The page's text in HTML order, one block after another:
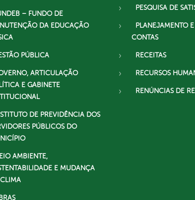
– FUNDO DE
DA EDUCAÇÃO
PÚBLICA
ARTICULAÇÃO
E GABINETE
DE PREVIDÊNCIA DOS
PÚBLICOS DO
AMBIENTE,
E MUDANÇA
PESQUISA DE
PLANEJAMENTO
CONTAS
RECEITAS
RECURSOS
RENÚNCIAS DE